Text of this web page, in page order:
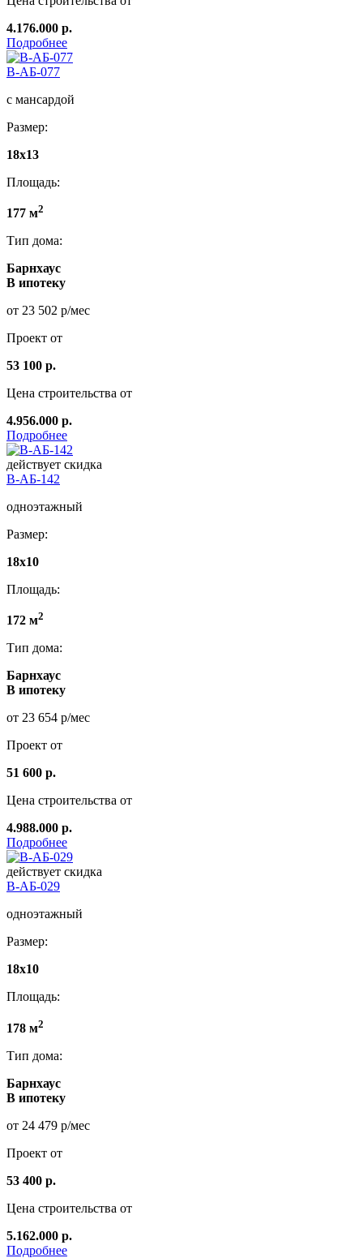
4.176.000 р.
Подробнее
В-АБ-077
с мансардой
Размер:
18x13
Площадь:
177 м2
Тип дома:
Барнхаус
В ипотеку
от 23 502 р/мес
Проект от
53 100 р.
Цена строительства от
4.956.000 р.
Подробнее
действует скидка
В-АБ-142
одноэтажный
Размер:
18х10
Площадь:
172 м2
Тип дома:
Барнхаус
В ипотеку
от 23 654 р/мес
Проект от
51 600 р.
Цена строительства от
4.988.000 р.
Подробнее
действует скидка
В-АБ-029
одноэтажный
Размер:
18x10
Площадь:
178 м2
Тип дома:
Барнхаус
В ипотеку
от 24 479 р/мес
Проект от
53 400 р.
Цена строительства от
5.162.000 р.
Подробнее